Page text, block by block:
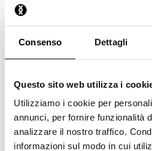
Consenso Dettagli
Questo sito web utilizza i
Utilizziamo i cookie per
annunci, per fornire funzionalità
analizzare il nostro traffico.
informazioni sul modo in cui
Aiuto e contatti
Pagamento
Guida alle taglie
Ottieni 10 € di credito
Webshop
Lookbook